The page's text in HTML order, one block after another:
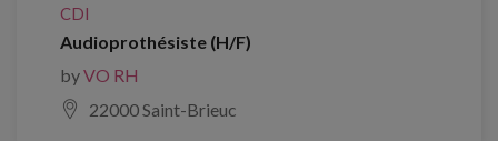
CDI
Audioprothésiste (H/F)
byVO RH
22000 Saint-Brieuc